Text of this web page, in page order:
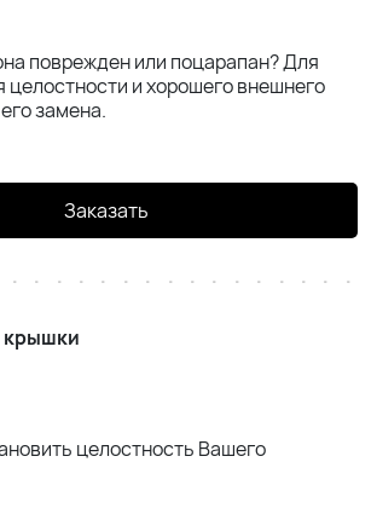
поврежден или поцарапан? Для
целостности и хорошего внешнего
замена.
Заказать
крышки
целостность Вашего